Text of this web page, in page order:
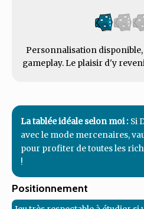
Personnalisation disponible,
gameplay. Le plaisir d'y
La tablée idéale selon moi : Si
avec le mode mercenaires,
pour profiter de toutes les
!
Positionnement